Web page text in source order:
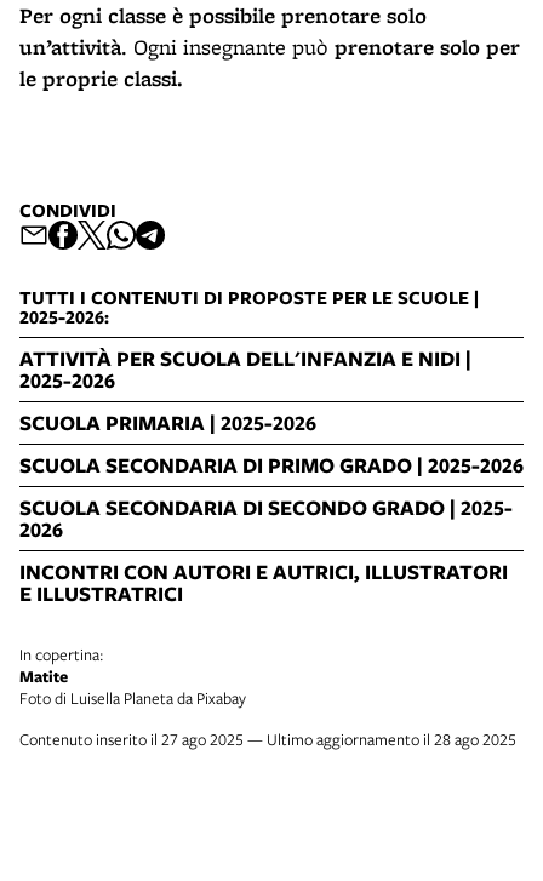
Per ogni classe è possibile preno­tare solo
un’attività. Ogni insegnante può prenotare solo per
le proprie classi.
CONDIVIDI
TUTTI I CONTENUTI DI PROPOSTE PER LE SCUOLE |
2025-2026:
ATTIVITÀ PER SCUOLA DELL'INFANZIA E NIDI |
2025-2026
SCUOLA PRIMARIA | 2025-2026
SCUOLA SECONDARIA DI PRIMO GRADO | 2025-2026
SCUOLA SECONDARIA DI SECONDO GRADO | 2025-
2026
INCONTRI CON AUTORI E AUTRICI, ILLUSTRATORI
E ILLUSTRATRICI
In copertina:
Matite
Foto di Luisella Planeta da Pixabay
Contenuto inserito il 27 ago 2025 — Ultimo aggiornamento il 28 ago 2025